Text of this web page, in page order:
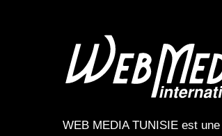
WEB MEDIA TUNISIE est une